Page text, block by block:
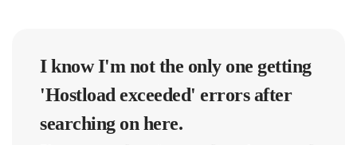
I know I'm not the only one getting
'Hostload exceeded' errors after
searching on here.